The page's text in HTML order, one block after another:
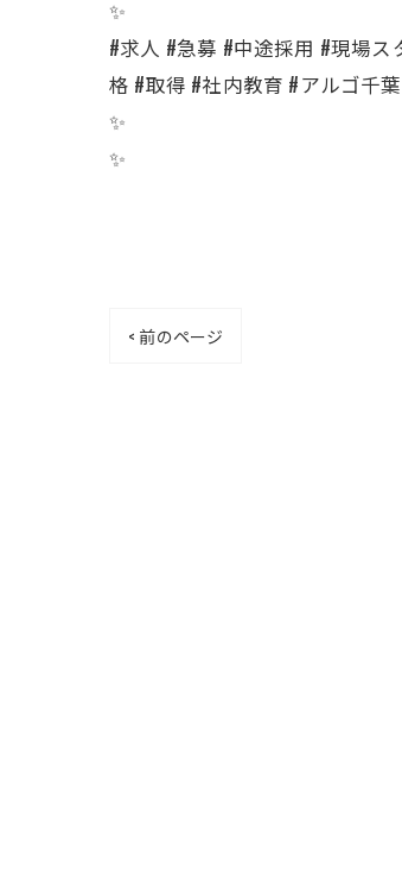
✨
#求人 #急募 #中途採用 #現場
格 #取得 #社内教育 #アルゴ千
✨
✨
< 前のページ